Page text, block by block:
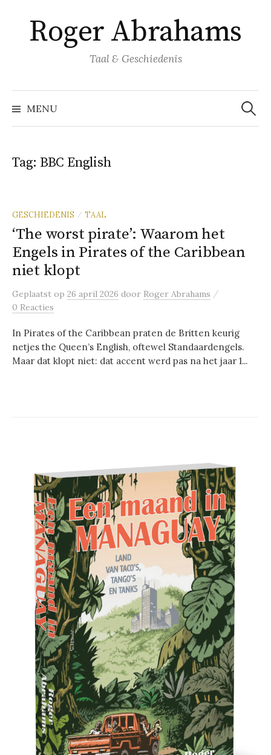
inhoud
springen
Roger Abrahams
Taal & Geschiedenis
MENU
Zoeken
naar:
Tag: BBC English
GESCHIEDENIS / TAAL
‘The worst pirate’: Waarom het
Engels in Pirates of the Caribbean
niet klopt
Geplaatst op 26 april 2026 door Roger Abrahams /
0 Reacties
In Pirates of the Caribbean praten de Britten keurig
netjes the Queen’s English, oftewel Standaardengels.
Maar dat klopt niet: dat accent werd pas na het jaar 1...